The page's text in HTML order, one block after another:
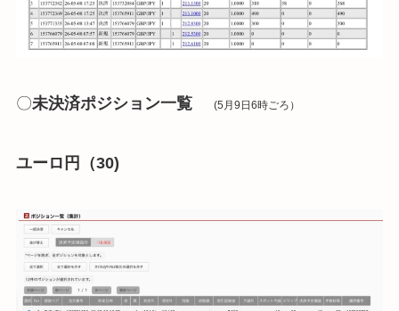
〇未決済ポジション一覧 (5月9日6時ごろ）
ユーロ円（30)